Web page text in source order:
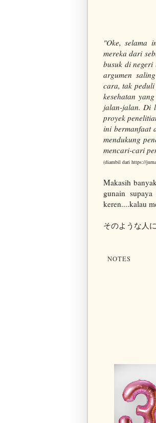
"Oke, selama
mereka dari
busuk di
argumen
cara, tak
kesehatan
jalan-jalan. Di
proyek
ini bermanfaat
mendukung
mencari-cari
(diambil dari https://
Makasih
gunain
keren....kalau
そのような人
NOTES